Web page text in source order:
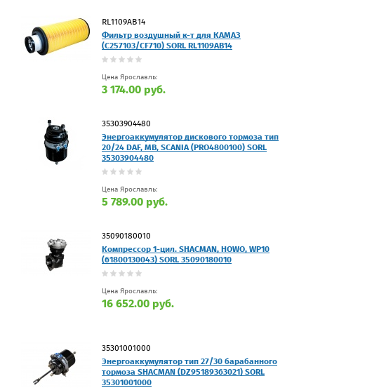
RL1109AB14
Фильтр воздушный к-т для КАМАЗ
(C257103/CF710) SORL RL1109AB14
Цена Ярославль:
3 174.00 руб.
35303904480
Энергоаккумулятор дискового тормоза тип
20/24 DAF, MB, SCANIA (PRO4800100) SORL
35303904480
Цена Ярославль:
5 789.00 руб.
35090180010
Компрессор 1-цил. SHACMAN, HOWO, WP10
(61800130043) SORL 35090180010
Цена Ярославль:
16 652.00 руб.
35301001000
Энергоаккумулятор тип 27/30 барабанного
тормоза SHACMAN (DZ95189363021) SORL
35301001000